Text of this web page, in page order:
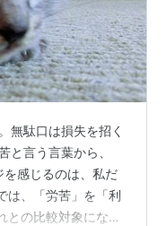
無駄口は損失を招く
と言う言葉から、
を感じるのは、私だ
は、「労苦」を「利
との比較対象になる